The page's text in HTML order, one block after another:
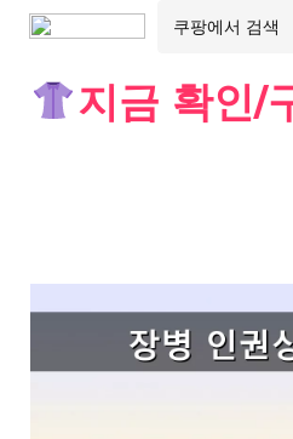
지금 확인/